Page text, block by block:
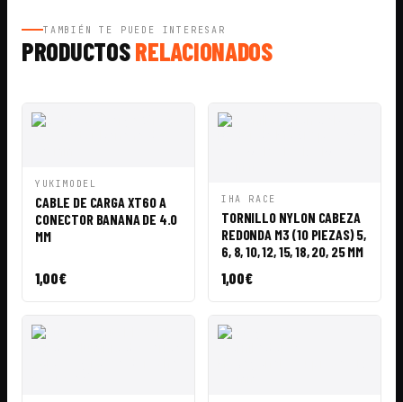
TAMBIÉN TE PUEDE INTERESAR
PRODUCTOSRELACIONADOS
VISTA
YUKIMODEL
CABLE DE CARGA XT60 A
CONECTOR BANANA DE 4.0
MM
1,00€
VISTA
IHA RACE
TORNILLO NYLON CABEZA
REDONDA M3 (10 PIEZAS) 5,
6, 8, 10, 12, 15, 18, 20, 25 MM
1,00€